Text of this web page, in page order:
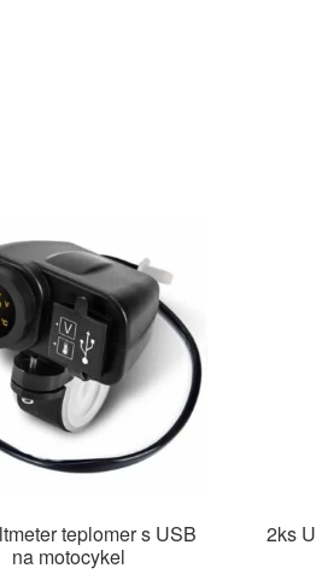
teplomer s USB
na motocykel
2ks